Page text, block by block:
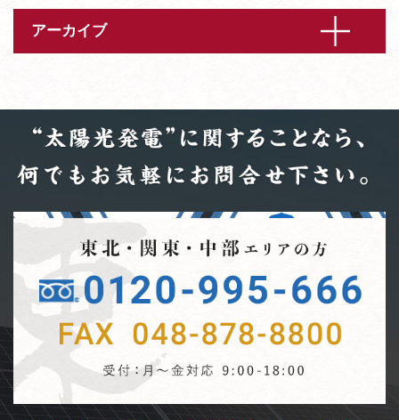
アーカイブ